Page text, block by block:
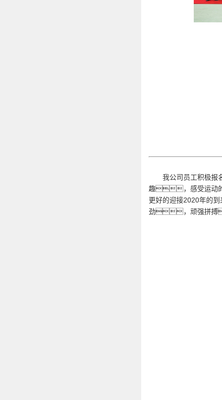
我公司员工积极报
趣，感受运动
更好的迎接2020年
劲，顽强拼搏